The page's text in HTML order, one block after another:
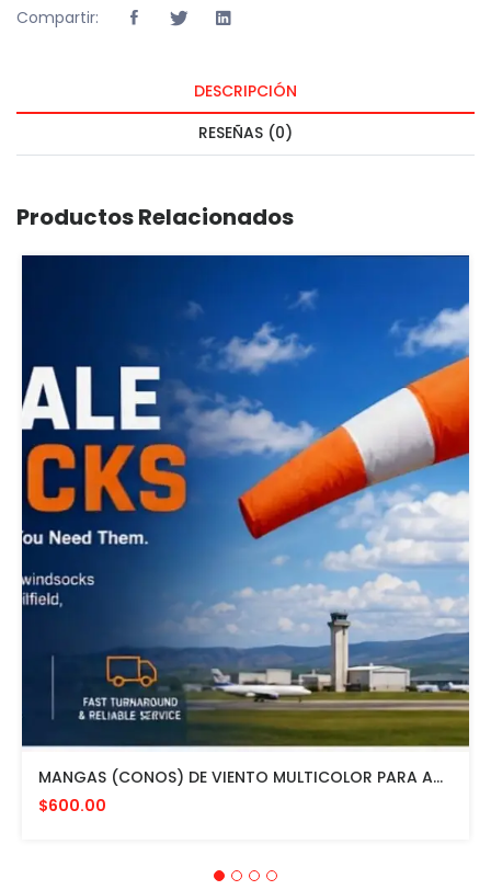
Compartir:
DESCRIPCIÓN
RESEÑAS (0)
Productos Relacionados
MANGAS (CONOS) DE VIENTO MULTICOLOR PARA AVIACION CON HERRAJE DE MONTAJE A POSTE FAA L807. MADE IN USA. 24" DIAMETRO
$600.00